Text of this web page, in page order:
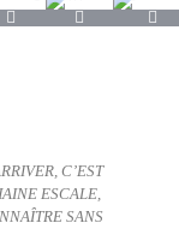
C’EST
ESCALE,
SANS